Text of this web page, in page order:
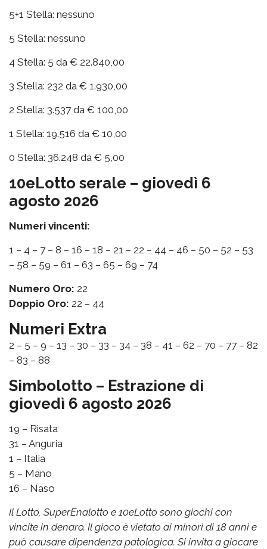
5+1 Stella: nessuno
5 Stella: nessuno
4 Stella: 5 da € 22.840,00
3 Stella: 232 da € 1.930,00
2 Stella: 3.537 da € 100,00
1 Stella: 19.516 da € 10,00
0 Stella: 36.248 da € 5,00
10eLotto serale – giovedì 6
agosto 2026
Numeri vincenti:
1 – 4 – 7 – 8 – 16 – 18 – 21 – 22 – 44 – 46 – 50 – 52 – 53
– 58 – 59 – 61 – 63 – 65 – 69 – 74
Numero Oro: 22
Doppio Oro: 22 – 44
Numeri Extra
2 – 5 – 9 – 13 – 30 – 33 – 34 – 38 – 41 – 62 – 70 – 77 – 82
– 83 – 88
Simbolotto – Estrazione di
giovedì 6 agosto 2026
19 – Risata
31 – Anguria
1 – Italia
5 – Mano
16 – Naso
Il Lotto, SuperEnalotto e 10eLotto sono giochi con
vincite in denaro. Il gioco è vietato ai minori di 18 anni e
può causare dipendenza patologica. Si invita a giocare